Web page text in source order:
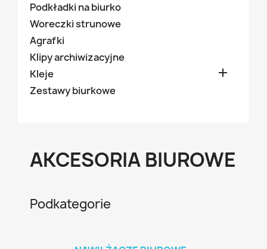
Podkładki na biurko
Woreczki strunowe
Agrafki
Klipy archiwizacyjne
Kleje

Zestawy biurkowe
AKCESORIA BIUROWE
Podkategorie